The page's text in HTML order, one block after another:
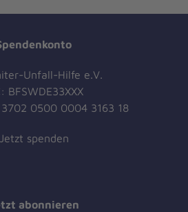
Unfall-Hilfe e.V.
BFSWDE33XXX
3702 0500 0004 3163 18
Jetzt spenden
abonnieren